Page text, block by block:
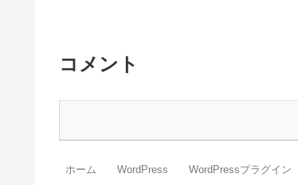
コメント
ホーム WordPress WordPressプラグイン